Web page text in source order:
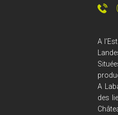
A
A
des